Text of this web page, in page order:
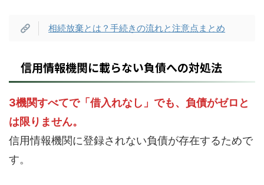
相続放棄とは？手続きの流れと注意点まとめ
信用情報機関に載らない負債への対処法
3機関すべてで「借入れなし」でも、負債がゼロと
は限りません。
信用情報機関に登録されない負債が存在するためで
す。